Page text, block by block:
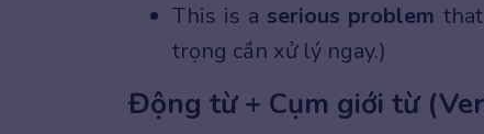
This is a serious problem
trọng cần xử lý ngay.)
Động từ + Cụm giới từ